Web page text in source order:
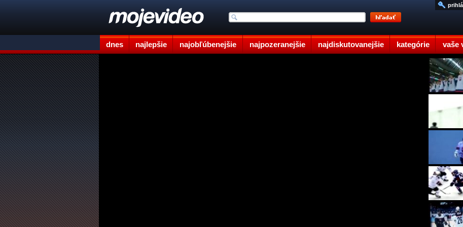
dnes najlepšie najobľúbenejšie najpozeranejšie najdiskutovanejšie kategórie vaše